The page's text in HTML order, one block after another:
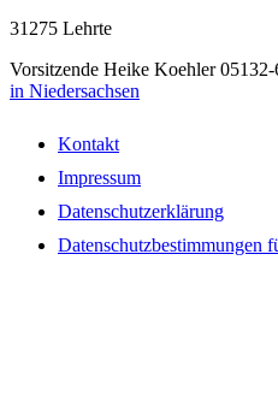
31275 Lehrte
Vorsitzende Heike Koehler
in Niedersachsen
Kontakt
Impressum
Datenschutzerklärung
Datenschutzbestimmungen